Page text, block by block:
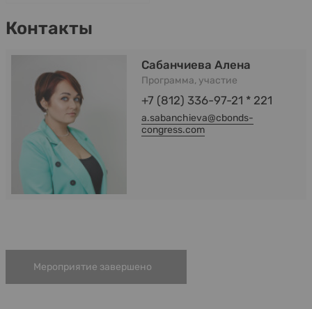
Контакты
Сабанчиева Алена
Программа, участие
+7 (812) 336-97-21 * 221
a.sabanchieva@cbonds-
congress.com
Мероприятие завершено